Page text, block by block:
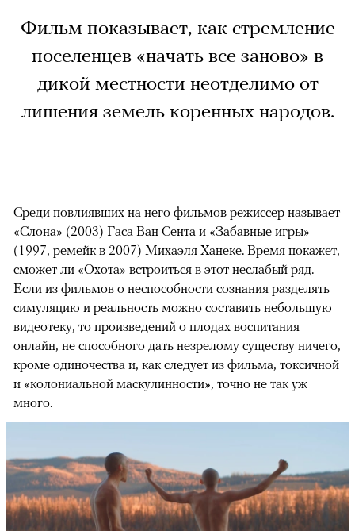
Фильм показывает, как стремление
поселенцев «начать все заново» в
дикой местности неотделимо от
лишения земель коренных народов.
Среди повлиявших на него фильмов режиссер называет
«Слона» (2003) Гаса Ван Сента и «Забавные игры»
(1997, ремейк в 2007) Михаэля Ханеке. Время покажет,
сможет ли «Охота» встроиться в этот неслабый ряд.
Если из фильмов о неспособности сознания разделять
симуляцию и реальность можно составить небольшую
видеотеку, то произведений о плодах воспитания
онлайн, не способного дать незрелому существу ничего,
кроме одиночества и, как следует из фильма, токсичной
и «колониальной маскулинности», точно не так уж
много.